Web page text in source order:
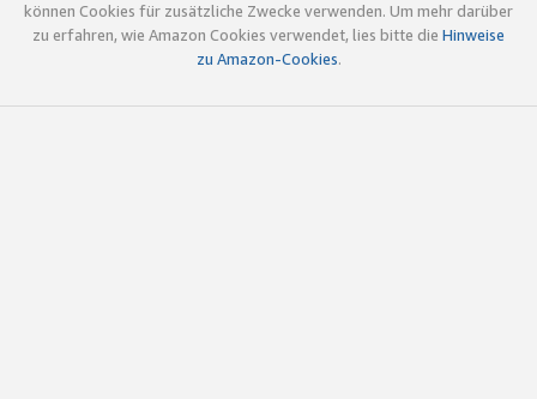
können Cookies für zusätzliche Zwecke verwenden. Um mehr darüber
zu erfahren, wie Amazon Cookies verwendet, lies bitte die Hinweise
zu Amazon-Cookies.